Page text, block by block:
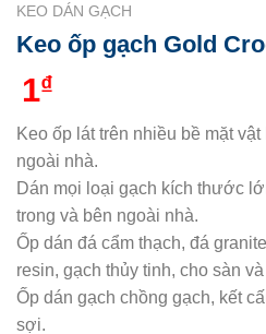
KEO DÁN GẠCH
Keo ốp gạch Gold
1₫
Keo ốp lát trên nhiều bề mặt
ngoài nhà.
Dán mọi loại gạch kích thước
trong và bên ngoài nhà.
Ốp dán đá cẩm thạch, đá
resin, gạch thủy tinh, cho sàn
Ốp dán gạch chồng gạch, kết
sợi.